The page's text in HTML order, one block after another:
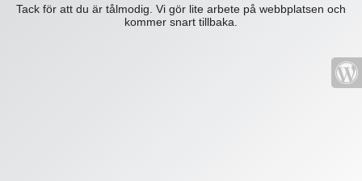
Tack för att du är tålmodig. Vi gör lite arbete på webbplatsen och
kommer snart tillbaka.